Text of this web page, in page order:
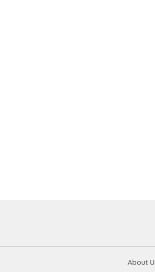
About